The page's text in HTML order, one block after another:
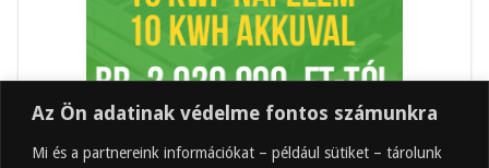
Az Ön adatinak védelme fontos számunkra
Mi és a partnereink információkat – például sütiket – tárolunk